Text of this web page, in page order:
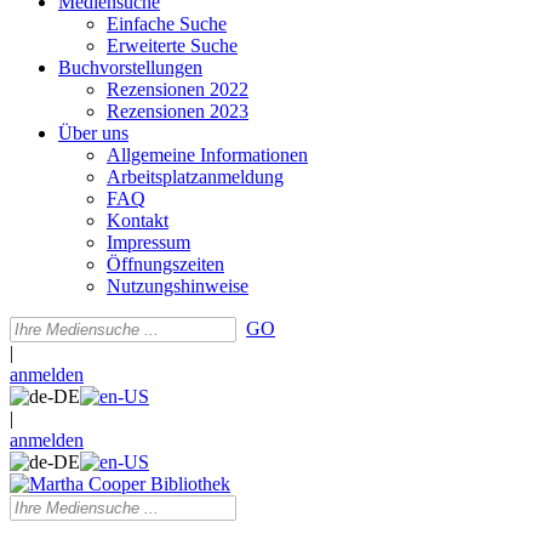
Einfache Suche
Erweiterte Suche
Buchvorstellungen
Rezensionen 2022
Rezensionen 2023
Über uns
Allgemeine Informationen
Arbeitsplatzanmeldung
FAQ
Kontakt
Impressum
Öffnungszeiten
Nutzungshinweise
GO
|
anmelden
|
anmelden